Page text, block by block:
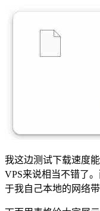
我这边测试下载速度
VPS来说相当不错了
于我自己本地的网络带